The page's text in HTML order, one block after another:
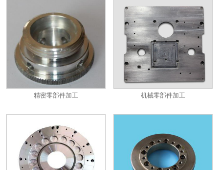
精密零部件加工 机械零部件加工